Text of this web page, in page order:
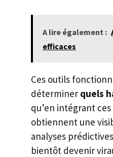
A lire également :
efficaces
Ces outils
déterminer quels
qu’en intégrant
obtiennent une
analyses
bientôt devenir